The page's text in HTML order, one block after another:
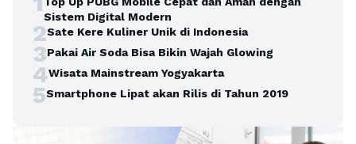
Sistem Digital Modern
2Sate Kere Kuliner Unik di Indonesia
3Pakai Air Soda Bisa Bikin Wajah Glowing
4Wisata Mainstream Yogyakarta
5Smartphone Lipat akan Rilis di Tahun 2019